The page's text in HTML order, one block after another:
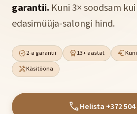
garantii. Kuni 3× soodsam
edasimüüja-salongi hind.
verified2-a garantii workspace_premium13+ aastat euro_symbol
handymanKäsitööna
callHelista +372 504